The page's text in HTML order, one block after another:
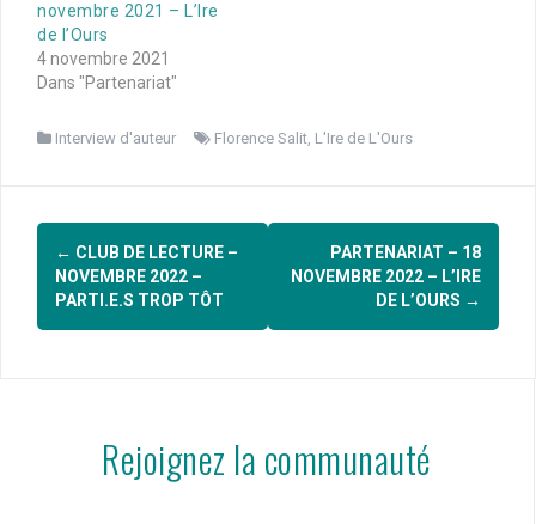
novembre 2021 – L’Ire
de l’Ours
4 novembre 2021
Dans "Partenariat"
Interview d'auteur Florence Salit, L'Ire de L'Ours
Navigation
d'article
← CLUB DE LECTURE –
NOVEMBRE 2022 –
PARTI.E.S TROP TÔT
PARTENARIAT – 18
NOVEMBRE 2022 – L’IRE
DE L’OURS →
Rejoignez la communauté